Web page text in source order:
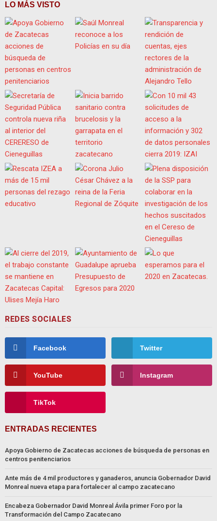
LO MÁS VISTO
REDES SOCIALES
Facebook Twitter
YouTube Instagram
TikTok
ENTRADAS RECIENTES
Apoya Gobierno de Zacatecas acciones de búsqueda de personas en
centros penitenciarios
Ante más de 4 mil productores y ganaderos, anuncia Gobernador David
Monreal nueva etapa para fortalecer al campo zacatecano
Encabeza Gobernador David Monreal Ávila primer Foro por la
Transformación del Campo Zacatecano